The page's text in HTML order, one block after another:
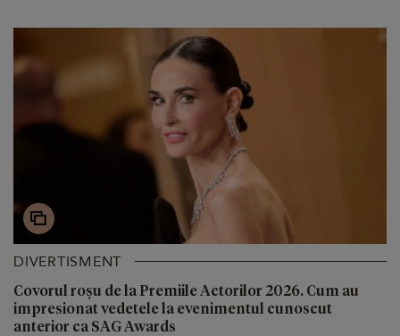
DIVERTISMENT
Covorul roșu de la Premiile Actorilor 2026. Cum au
impresionat vedetele la evenimentul cunoscut
anterior ca SAG Awards